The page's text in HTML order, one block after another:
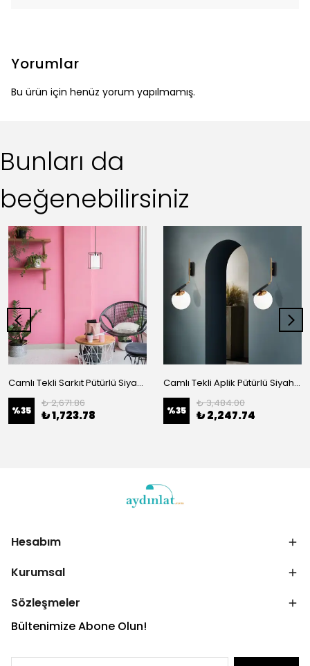
Yorumlar
Bu ürün için henüz yorum yapılmamış.
Bunları da
beğenebilirsiniz
Camlı Tekli Sarkıt Pütürlü Siyah 702-1
%35
₺ 2,671.86
₺ 1,723.78
Camlı Tekli Aplik Pütürlü Siyah 4011
%35
₺ 3,484.00
₺ 2,247.74
Hesabım
Kurumsal
Sözleşmeler
Bültenimize Abone Olun!